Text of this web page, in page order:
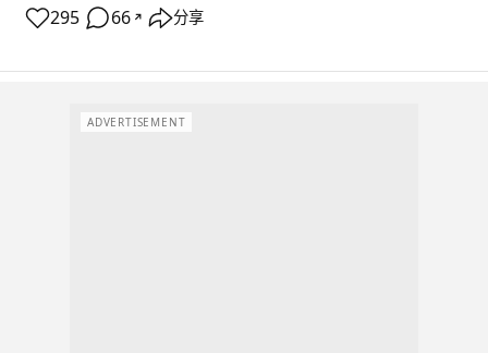
295 66 ↗ 分享
ADVERTISEMENT